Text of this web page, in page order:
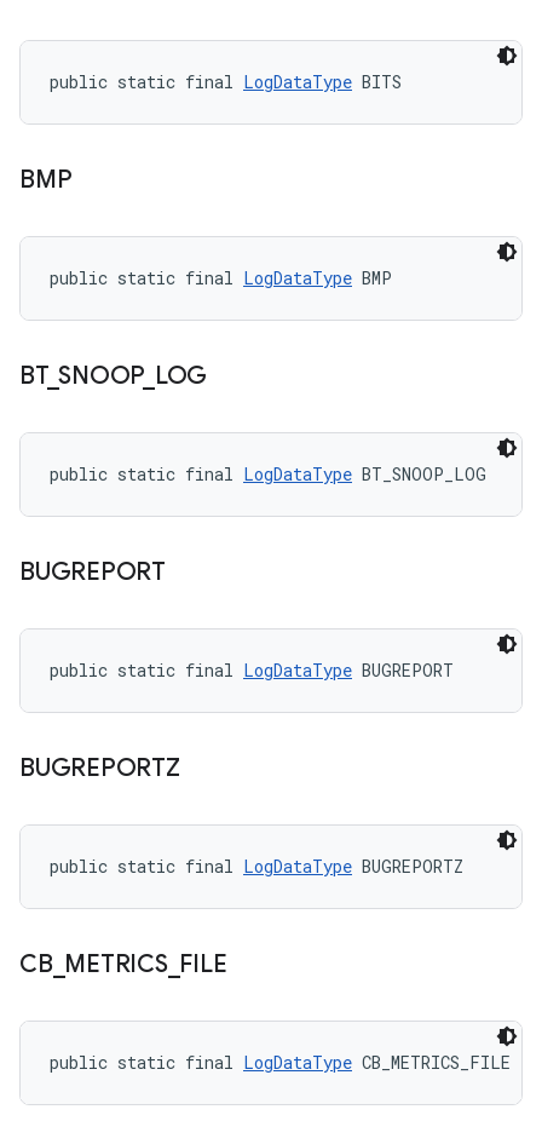
public static final LogDataType BITS
BMP
public static final LogDataType BMP
BT_SNOOP_ LOG
public static final LogDataType BT_SNOOP_LOG
BUGREPORT
public static final LogDataType BUGREPORT
BUGREPORTZ
public static final LogDataType BUGREPORTZ
CB_ METRICS_ FILE
public static final LogDataType CB_METRICS_FILE